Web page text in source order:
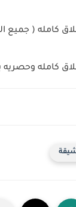
كامله ( جميع
كامله